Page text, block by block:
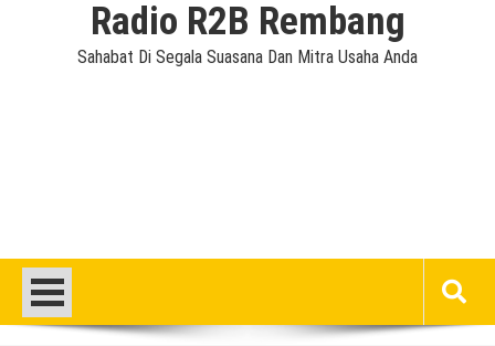
Radio R2B Rembang
Sahabat Di Segala Suasana Dan Mitra Usaha Anda